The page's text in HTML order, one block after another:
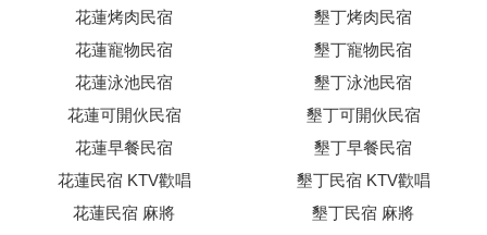
花蓮烤肉民宿
花蓮寵物民宿
花蓮泳池民宿
花蓮可開伙民宿
花蓮早餐民宿
花蓮民宿 KTV歡唱
花蓮民宿 麻將
墾丁烤肉民宿
墾丁寵物民宿
墾丁泳池民宿
墾丁可開伙民宿
墾丁早餐民宿
墾丁民宿 KTV歡唱
墾丁民宿 麻將